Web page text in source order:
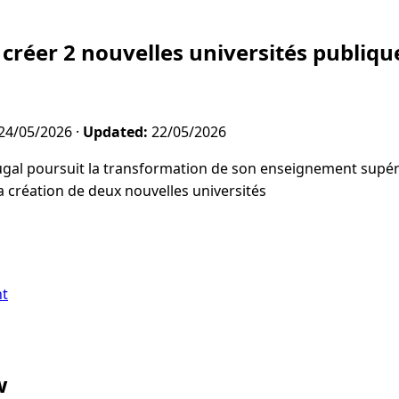
2 nouvelles universités
05/2026 · Updated: 22/05/2026
poursuit la transformation de son enseignement
de deux nouvelles universités